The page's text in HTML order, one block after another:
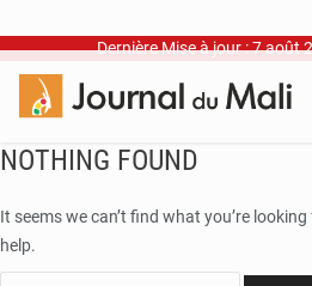
Dernière Mise à jour : 7 août
NOTHING FOUND
It seems we can’t find what you’re
help.